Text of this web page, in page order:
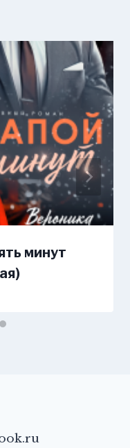
минут